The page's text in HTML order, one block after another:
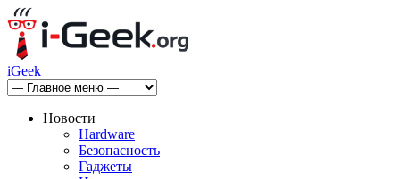
iGeek
Новости
Hardware
Безопасность
Гаджеты